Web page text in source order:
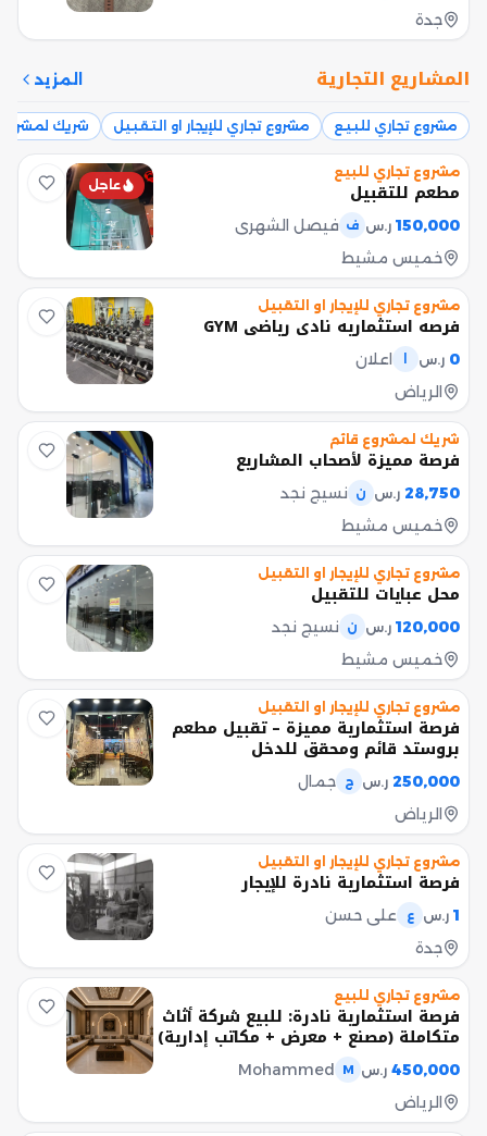
جدة
المشاريع التجارية المزيد
مشروع تجاري للبيع مشروع تجاري للإيجار او التقبيل شريك لمشروع
عاجل
مشروع تجاري للبيع
مطعم للتقبيل
150,000 ر.س ف فيصل الشهري
خميس مشيط
مشروع تجاري للإيجار او التقبيل
فرصه استثماريه نادي رياضي GYM
0 ر.س
اعلان
الرياض
شريك لمشروع قائم
فرصة مميزة لأصحاب المشاريع
28,750 ر.س ن
نسيج نجد
خميس مشيط
مشروع تجاري للإيجار او التقبيل
محل عبايات للتقبيل
120,000 ر.س ن
نسيج نجد
خميس مشيط
مشروع تجاري للإيجار او التقبيل
فرصة استثمارية مميزة – تقبيل مطعم
بروستد قائم ومحقق للدخل
250,000 ر.س ج
جمال
الرياض
مشروع تجاري للإيجار او التقبيل
فرصة استثمارية نادرة للإيجار
1 ر.س ع
علي حسن
جدة
مشروع تجاري للبيع
فرصة استثمارية نادرة: للبيع شركة أثاث
متكاملة (مصنع + معرض + مكاتب إدارية)
450,000 ر.س M
Mohammed
الرياض